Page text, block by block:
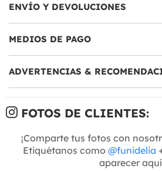
ENVÍO Y DEVOLUCIONES
MEDIOS DE PAGO
ADVERTENCIAS &
FOTOS DE CLIENTES:
¡Comparte tus fotos con
Etiquétanos como @funidelia
aparecer